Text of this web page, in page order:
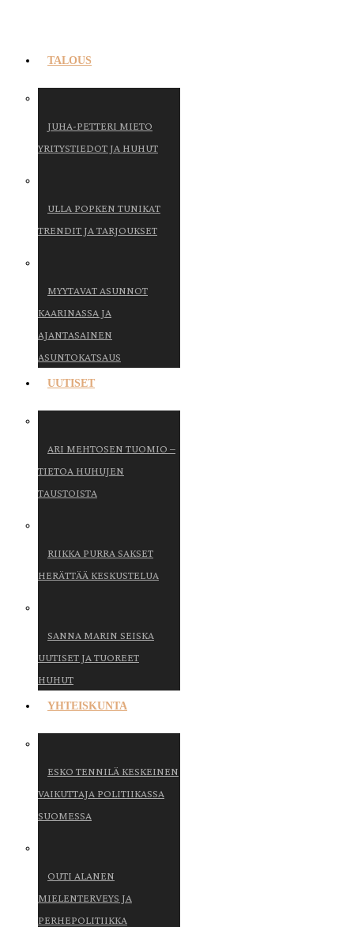
TALOUS
JUHA-PETTERI MIETO
YRITYSTIEDOT JA HUHUT
ULLA POPKEN TUNIKAT
TRENDIT JA TARJOUKSET
MYYTAVAT ASUNNOT
KAARINASSA JA
AJANTASAINEN
ASUNTOKATSAUS
UUTISET
ARI MEHTOSEN TUOMIO –
TIETOA HUHUJEN
TAUSTOISTA
RIIKKA PURRA SAKSET
HERÄTTÄÄ KESKUSTELUA
SANNA MARIN SEISKA
UUTISET JA TUOREET
HUHUT
YHTEISKUNTA
ESKO TENNILÄ KESKEINEN
VAIKUTTAJA POLITIIKASSA
SUOMESSA
OUTI ALANEN
MIELENTERVEYS JA
PERHEPOLITIIKKA